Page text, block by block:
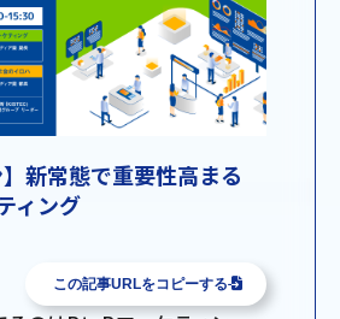
】新常態で重要性高まる
ィング
この記事URLをコピーする